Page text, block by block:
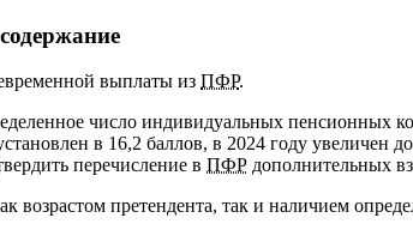
выплаты из ПФР.
число индивидуальных пенсионных
в 16,2 баллов, в 2024 году увеличен
перечисление в ПФР дополнительных
возрастом претендента, так и наличием